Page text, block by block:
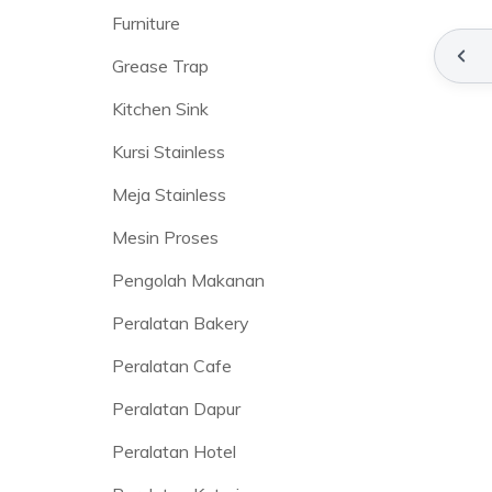
Furniture
Grease Trap
Kitchen Sink
Kursi Stainless
Meja Stainless
Mesin Proses
Pengolah Makanan
Peralatan Bakery
Peralatan Cafe
Peralatan Dapur
Peralatan Hotel